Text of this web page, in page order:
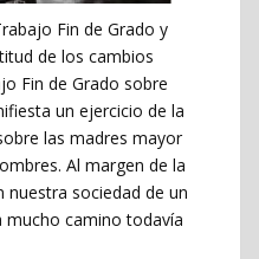
Fin de Grado y
de los cambios
Fin de Grado sobre
un ejercicio de la
las madres mayor
Al margen de la
nuestra sociedad de un
camino todavía